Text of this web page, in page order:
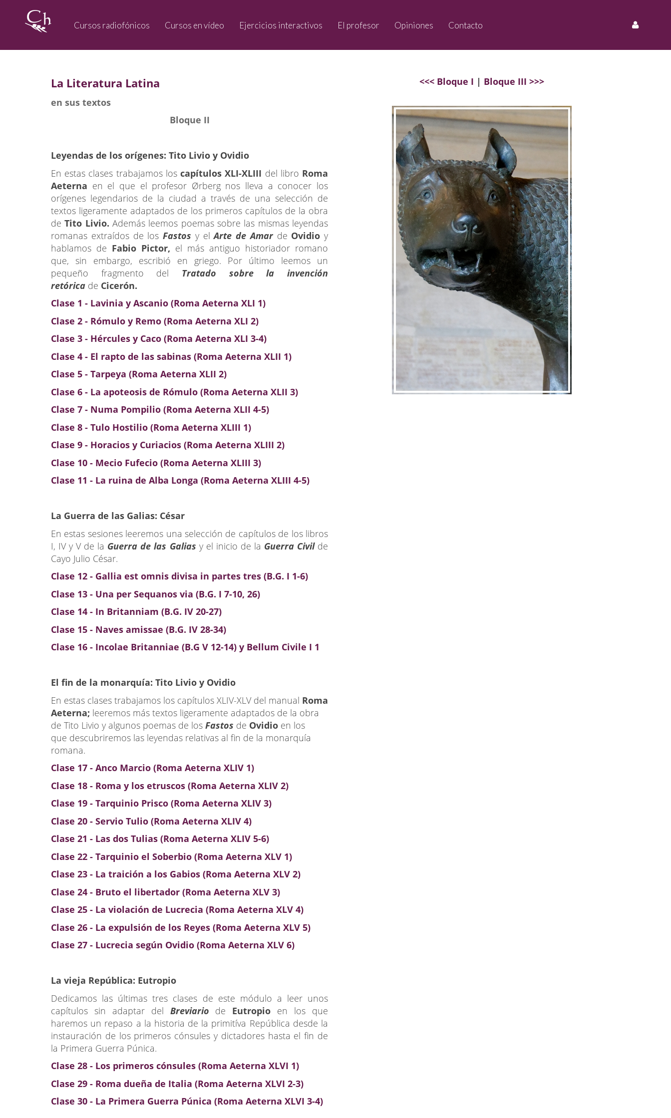
Cursos radiofónicos Cursos en vídeo Ejercicios interactivos El profesor Opiniones Contacto
La Literatura Latina
en sus textos
Bloque II
Leyendas de los orígenes: Tito Livio y Ovidio
En estas clases trabajamos loscapítulos XLI-XLIII del libro Roma
Aeterna en el que el profesor Ørberg nos lleva a conocer los
orígenes legendarios de la ciudad a través de una selección de
textos ligeramente adaptados de los primeros capítulos de la obra
deTito Livio.Además leemos poemas sobre las mismas leyendas
romanas extraídos de los Fastos y el Arte de Amarde Ovidio y
hablamos de Fabio Pictor, el más antiguo historiador romano
que, sin embargo, escribió en griego. Por último leemos un
pequeño fragmento del Tratado sobre la invención
retórica de Cicerón.
Clase 1 - Lavinia y Ascanio (Roma Aeterna XLI 1)
Clase 2 - Rómulo y Remo (Roma Aeterna XLI 2)
Clase 3 - Hércules y Caco (Roma Aeterna XLI 3-4)
Clase 4 - El rapto de las sabinas (Roma Aeterna XLII 1)
Clase 5 - Tarpeya (Roma Aeterna XLII 2)
Clase 6 - La apoteosis de Rómulo (Roma Aeterna XLII 3)
Clase 7 - Numa Pompilio (Roma Aeterna XLII 4-5)
Clase 8 - Tulo Hostilio (Roma Aeterna XLIII 1)
Clase 9 - Horacios y Curiacios (Roma Aeterna XLIII 2)
Clase 10 - Mecio Fufecio (Roma Aeterna XLIII 3)
Clase 11 - La ruina de Alba Longa (Roma Aeterna XLIII 4-5)
La Guerra de las Galias: César
En estas sesiones leeremos una selección de capítulos de los libros
I, IV y V de la Guerra de las Galias y el inicio de la Guerra Civil de
Cayo Julio César.
Clase 12 - Gallia est omnis divisa in partes tres (B.G. I 1-6)
Clase 13 - Una per Sequanos via (B.G. I 7-10, 26)
Clase 14 - In Britanniam (B.G. IV 20-27)
Clase 15 - Naves amissae (B.G. IV 28-34)
Clase 16 - Incolae Britanniae (B.G V 12-14) y Bellum Civile I 1
El fin de la monarquía: Tito Livio y Ovidio
En estas clases trabajamos los capítulos XLIV-XLV del manual Roma
Aeterna; leeremos más textos ligeramente adaptados de la obra
de Tito Livio y algunos poemas de los Fastos de Ovidio en los
que descubriremos las leyendas relativas al fin de la monarquía
romana.
Clase 17 - Anco Marcio (Roma Aeterna XLIV 1)
Clase 18 - Roma y los etruscos (Roma Aeterna XLIV 2)
Clase 19 - Tarquinio Prisco (Roma Aeterna XLIV 3)
Clase 20 - Servio Tulio (Roma Aeterna XLIV 4)
Clase 21 - Las dos Tulias (Roma Aeterna XLIV 5-6)
Clase 22 - Tarquinio el Soberbio (Roma Aeterna XLV 1)
Clase 23 - La traición a los Gabios (Roma Aeterna XLV 2)
Clase 24 - Bruto el libertador (Roma Aeterna XLV 3)
Clase 25 - La violación de Lucrecia (Roma Aeterna XLV 4)
Clase 26 - La expulsión de los Reyes (Roma Aeterna XLV 5)
Clase 27 - Lucrecia según Ovidio (Roma Aeterna XLV 6)
La vieja República: Eutropio
Dedicamos las últimas tres clases de este módulo a leer unos
capítulos sin adaptar del Breviario de Eutropio en los que
haremos un repaso a la historia de la primitíva República desde la
instauración de los primeros cónsules y dictadores hasta el fin de
la Primera Guerra Púnica.
Clase 28 - Los primeros cónsules (Roma Aeterna XLVI 1)
Clase 29 - Roma dueña de Italia (Roma Aeterna XLVI 2-3)
Clase 30 - La Primera Guerra Púnica (Roma Aeterna XLVI 3-4)
<<< Bloque I | Bloque III >>>